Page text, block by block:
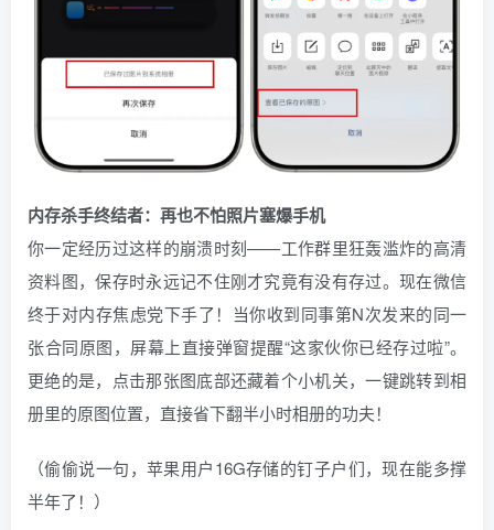
内存杀手终结者：再也不怕照片塞爆手机
你一定经历过这样的崩溃时刻——工作群里狂轰滥炸的高清
资料图，保存时永远记不住刚才究竟有没有存过。现在微信
终于对内存焦虑党下手了！当你收到同事第N次发来的同一
张合同原图，屏幕上直接弹窗提醒“这家伙你已经存过啦”。
更绝的是，点击那张图底部还藏着个小机关，一键跳转到相
册里的原图位置，直接省下翻半小时相册的功夫！
（偷偷说一句，苹果用户16G存储的钉子户们，现在能多撑
半年了！）